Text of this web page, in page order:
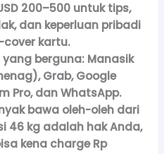
200–500 untuk tips,
dan keperluan pribadi
kartu.
yang berguna: Manasik
Grab, Google
Pro, dan WhatsApp.
bawa oleh-oleh dari
46 kg adalah hak Anda,
kena charge Rp